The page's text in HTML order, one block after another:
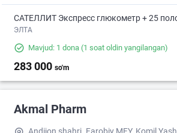
САТЕЛЛИТ Экспресс глюкометр + 25
ЭЛТА
Mavjud: 1 dona (1 soat oldin yangilangan)
283 000 so'm
Akmal Pharm